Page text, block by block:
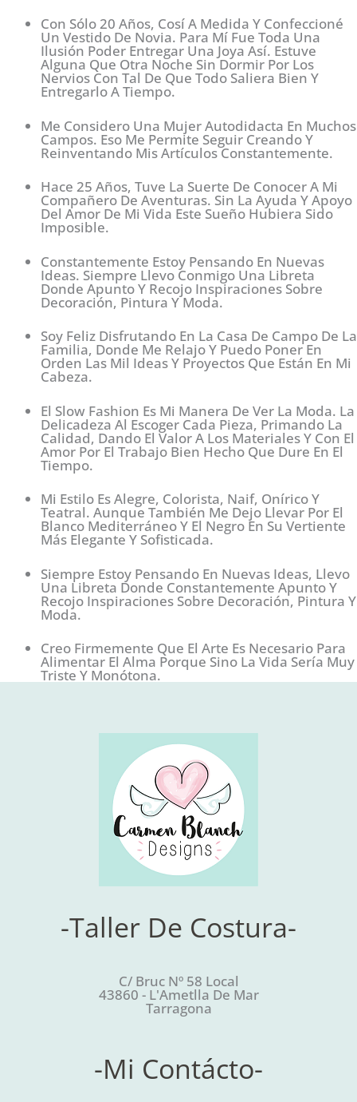
Con Sólo 20 Años, Cosí A Medida Y Confeccioné
Un Vestido De Novia. Para Mí Fue Toda Una
Ilusión Poder Entregar Una Joya Así. Estuve
Alguna Que Otra Noche Sin Dormir Por Los
Nervios Con Tal De Que Todo Saliera Bien Y
Entregarlo A Tiempo.
Me Considero Una Mujer Autodidacta En Muchos
Campos. Eso Me Permite Seguir Creando Y
Reinventando Mis Artículos Constantemente.
Hace 25 Años, Tuve La Suerte De Conocer A Mi
Compañero De Aventuras. Sin La Ayuda Y Apoyo
Del Amor De Mi Vida Este Sueño Hubiera Sido
Imposible.
Constantemente Estoy Pensando En Nuevas
Ideas. Siempre Llevo Conmigo Una Libreta
Donde Apunto Y Recojo Inspiraciones Sobre
Decoración, Pintura Y Moda.
Soy Feliz Disfrutando En La Casa De Campo De La
Familia, Donde Me Relajo Y Puedo Poner En
Orden Las Mil Ideas Y Proyectos Que Están En Mi
Cabeza.
El Slow Fashion Es Mi Manera De Ver La Moda. La
Delicadeza Al Escoger Cada Pieza, Primando La
Calidad, Dando El Valor A Los Materiales Y Con El
Amor Por El Trabajo Bien Hecho Que Dure En El
Tiempo.
Mi Estilo Es Alegre, Colorista, Naif, Onírico Y
Teatral. Aunque También Me Dejo Llevar Por El
Blanco Mediterráneo Y El Negro En Su Vertiente
Más Elegante Y Sofisticada.
Siempre Estoy Pensando En Nuevas Ideas, Llevo
Una Libreta Donde Constantemente Apunto Y
Recojo Inspiraciones Sobre Decoración, Pintura Y
Moda.
Creo Firmemente Que El Arte Es Necesario Para
Alimentar El Alma Porque Sino La Vida Sería Muy
Triste Y Monótona.
-Taller De Costura-
C/ Bruc Nº 58 Local
43860 - L'Ametlla De Mar
Tarragona
-Mi Contácto-